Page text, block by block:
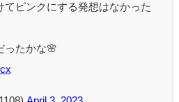
てピンクにする発想はなかった
ったかな🌸